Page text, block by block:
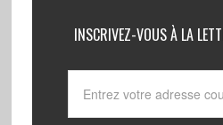
INSCRIVEZ-VOUS À LA